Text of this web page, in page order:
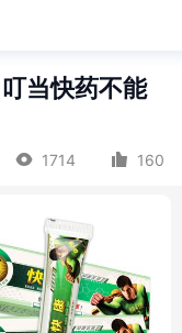
当快药不能
1714 160